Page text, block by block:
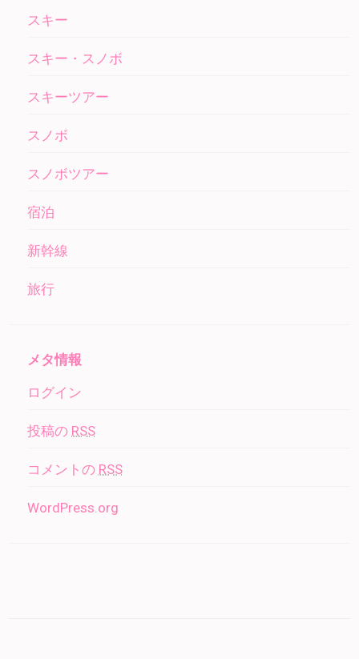
スキー
スキー・スノボ
スキーツアー
スノボ
スノボツアー
宿泊
新幹線
旅行
メタ情報
ログイン
投稿の RSS
コメントの RSS
WordPress.org